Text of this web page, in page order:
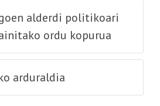
alderdi politikoari
ordu kopurua
arduraldia